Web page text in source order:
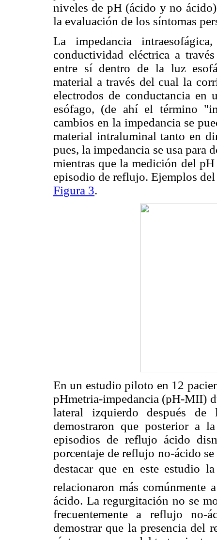
niveles de pH (ácido y no
la evaluación de los síntomas
La impedancia
conductividad eléctrica a
entre sí dentro de la luz
material a través del cual la
electrodos de conductancia
esófago, (de ahí el término
cambios en la impedancia se
material intraluminal tanto en
pues, la impedancia se usa para
mientras que la medición del
episodio de reflujo. Ejemplos
Figura 3.
En un estudio piloto en 12
pHmetria-impedancia (pH-MII)
lateral izquierdo después
demostraron que posterior a
episodios de reflujo ácido
porcentaje de reflujo no-ácido
destacar que en este estudio
relacionaron más
ácido. La regurgitación no se
frecuentemente a reflujo
demostrar que la presencia del